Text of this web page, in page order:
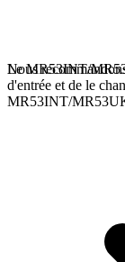
Nous
d'entrée et de le
MR53INT/
Le MR53INT/